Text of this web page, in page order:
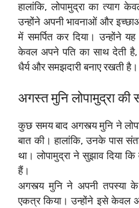
हालांकि, लोपामुद्रा का त्याग
उन्होंने अपनी भावनाओं और
में समर्पित कर दिया। उन्होंने
केवल अपने पति का साथ देती है,
धैर्य और समझदारी बनाए रखती है।
अगस्त मुनि लोपामुद्रा की
कुछ समय बाद अगस्त्य मुनि ने
बात की। हालांकि, उनके पास
था। लोपामुद्रा ने सुझाव दिया
हैं।
अगस्त्य मुनि ने अपनी तपस्या
एकत्र किया। उन्होंने इसे केवल